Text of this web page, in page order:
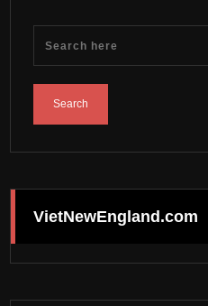
VietNewEngland.com